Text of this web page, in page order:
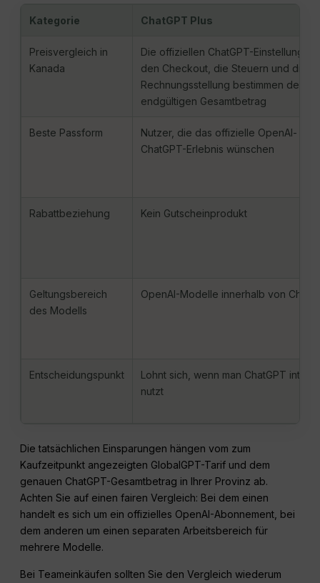
Kategorie ChatGPT Plus
Preisvergleich in
Kanada
Die offiziellen ChatGPT-Einstellungen
den Checkout, die Steuern und die
Rechnungsstellung bestimmen den
endgültigen Gesamtbetrag
Beste Passform
Nutzer, die das offizielle OpenAI- und
ChatGPT-Erlebnis wünschen
Rabattbeziehung Kein Gutscheinprodukt
Geltungsbereich
des Modells
OpenAI-Modelle innerhalb von
Entscheidungspunkt
Lohnt sich, wenn man ChatGPT
nutzt
Die tatsächlichen Einsparungen hängen vom zum
Kaufzeitpunkt angezeigten GlobalGPT-Tarif und dem
genauen ChatGPT-Gesamtbetrag in Ihrer Provinz ab.
Achten Sie auf einen fairen Vergleich: Bei dem einen
handelt es sich um ein offizielles OpenAI-Abonnement, bei
dem anderen um einen separaten Arbeitsbereich für
mehrere Modelle.
Bei Teameinkäufen sollten Sie den Vergleich wiederum